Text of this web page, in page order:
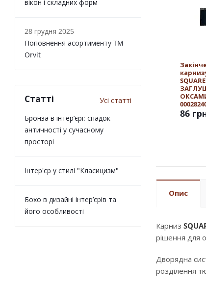
86
Опис
Карниз
рішення для
Дворядна
розділення
вікон і складних форм
28 грудня 2025
Поповнення асортименту TM
Orvit
Статті Усі статті
Бронза в інтер’єрі: спадок
античності у сучасному
просторі
Інтер'єр у стилі "Класицизм"
Бохо в дизайні інтер’єрів та
його особливості